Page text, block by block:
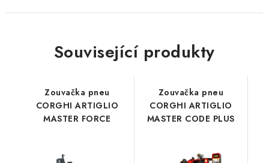
Související produkty
Zouvačka pneu
CORGHI ARTIGLIO
MASTER FORCE
Zouvačka pneu
CORGHI ARTIGLIO
MASTER CODE PLUS